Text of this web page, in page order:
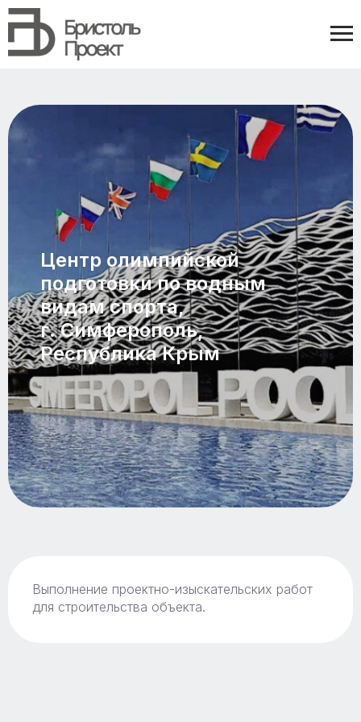
Центр олимпийской
подготовки по водным
видам спорта,
г. Симферополь,
Республика Крым
Выполнение проектно-изыскательских работ
для строительства объекта.